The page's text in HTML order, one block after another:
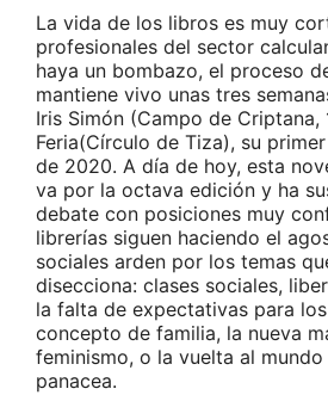
La vida de los libros es muy
profesionales del sector
haya un bombazo, el proceso
mantiene vivo unas tres
Iris Simón (Campo de Criptana,
Feria(Círculo de Tiza), su
de 2020. A día de hoy, esta
va por la octava edición y ha
debate con posiciones muy
librerías siguen haciendo el
sociales arden por los temas
disecciona: clases sociales,
la falta de expectativas para
concepto de familia, la nueva
feminismo, o la vuelta al
panacea.